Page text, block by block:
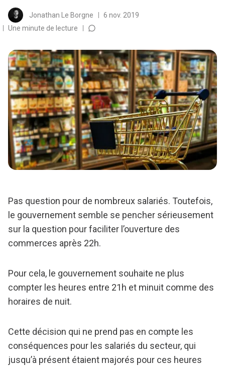
Jonathan Le Borgne
6 nov. 2019
Une minute de lecture
Pas question pour de nombreux salariés. Toutefois,
le gouvernement semble se pencher sérieusement
sur la question pour faciliter l’ouverture des
commerces après 22h.
Pour cela, le gouvernement souhaite ne plus
compter les heures entre 21h et minuit comme des
horaires de nuit.
Cette décision qui ne prend pas en compte les
conséquences pour les salariés du secteur, qui
jusqu’à présent étaient majorés pour ces heures